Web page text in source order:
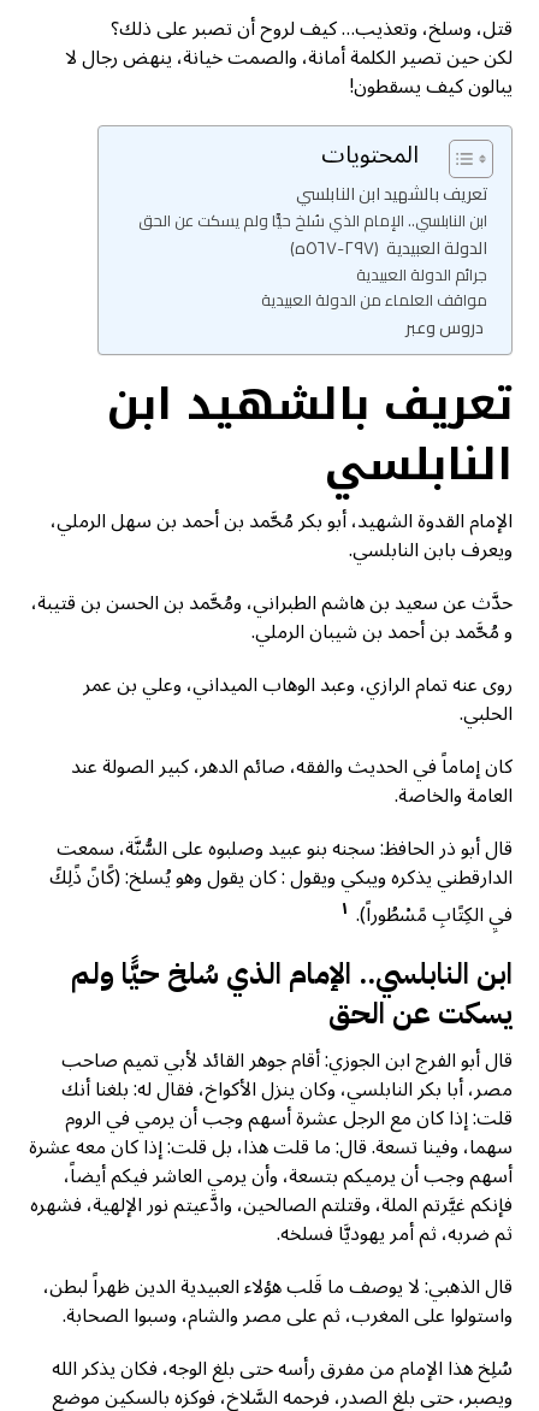
قتل، وسلخ، وتعذيب… كيف لروح أن تصبر على ذلك؟
لكن حين تصير الكلمة أمانة، والصمت خيانة، ينهض رجال لا
يبالون كيف يسقطون!
المحتويات
تعريف بالشهيد ابن النابلسي
ابن النابلسي.. الإمام الذي سُلخ حيًّا ولم يسكت عن الحق
الدولة العبيدية (٢٩٧-٥٦٧ه)
جرائم الدولة العبيدية
مواقف العلماء من الدولة العبيدية
دروس وعبر
تعريف بالشهيد ابن
النابلسي
الإمام القدوة الشهيد، أبو بكر مُحَّمد بن أحمد بن سهل الرملي،
ويعرف بابن النابلسي.
حدَّث عن سعيد بن هاشم الطبراني، ومُحَّمد بن الحسن بن قتيبة،
و مُحَّمد بن أحمد بن شيبان الرملي.
روى عنه تمام الرازي، وعبد الوهاب الميداني، وعلي بن عمر
الحلبي.
كان إماماً في الحديث والفقه، صائم الدهر، كبير الصولة عند
العامة والخاصة.
قال أبو ذر الحافظ: سجنه بنو عبيد وصلبوه على السُّنَّة، سمعت
الدارقطني يذكره ويبكي ويقول : كان يقول وهو يُسلخ: (كًانً ذًلِكً
فيِ الكِتًابِ مًسْطُوراً). ١
ابن النابلسي.. الإمام الذي سُلخ حيًّا ولم
يسكت عن الحق
قال أبو الفرج ابن الجوزي: أقام جوهر القائد لأبي تميم صاحب
مصر، أبا بكر النابلسي، وكان ينزل الأكواخ، فقال له: بلغنا أنك
قلت: إذا كان مع الرجل عشرة أسهم وجب أن يرمي في الروم
سهما، وفينا تسعة. قال: ما قلت هذا، بل قلت: إذا كان معه عشرة
أسهم وجب أن يرميكم بتسعة، وأن يرمي العاشر فيكم أيضاً،
فإنكم غيَّرتم الملة، وقتلتم الصالحين، وادَّعيتم نور الإلهية، فشهره
ثم ضربه، ثم أمر يهوديَّا فسلخه.
قال الذهبي: لا يوصف ما قَلب هؤلاء العبيدية الدين ظهراً لبطن،
واستولوا على المغرب، ثم على مصر والشام، وسبوا الصحابة.
سُلِخ هذا الإمام من مفرق رأسه حتى بلغ الوجه، فكان يذكر الله
ويصبر، حتى بلغ الصدر، فرحمه السَّلاخ، فوكزه بالسكين موضع